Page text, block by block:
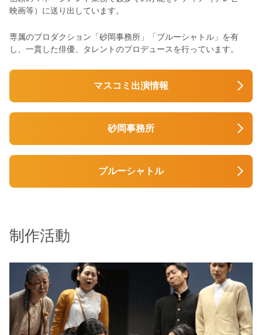
映画等）に送り出しています。
専属のプロダクション「砂岡事務所」「ブルーシャトル」を有
し、一貫した俳優、タレントのプロデュースを行っています。
マスコミ出演情報
砂岡事務所
ブルーシャトル
制作活動